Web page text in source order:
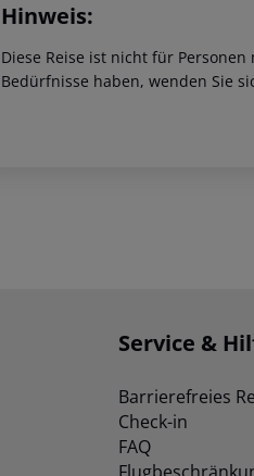
Hinweis:
Diese Reise ist nicht für
Bedürfnisse haben, wenden Sie
Service &
Barrierefreies
Check-in
FAQ